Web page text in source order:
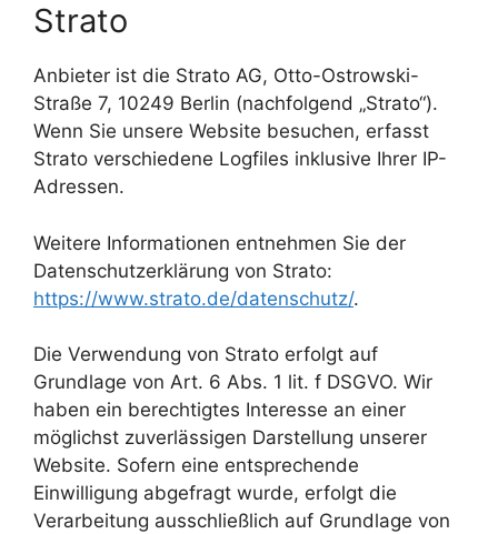
Strato
Anbieter ist die Strato AG, Otto-Ostrowski-
Straße 7, 10249 Berlin (nachfolgend „Strato“).
Wenn Sie unsere Website besuchen, erfasst
Strato verschiedene Logfiles inklusive Ihrer IP-
Adressen.
Weitere Informationen entnehmen Sie der
Datenschutzerklärung von Strato:
https://www.strato.de/datenschutz/.
Die Verwendung von Strato erfolgt auf
Grundlage von Art. 6 Abs. 1 lit. f DSGVO. Wir
haben ein berechtigtes Interesse an einer
möglichst zuverlässigen Darstellung unserer
Website. Sofern eine entsprechende
Einwilligung abgefragt wurde, erfolgt die
Verarbeitung ausschließlich auf Grundlage von